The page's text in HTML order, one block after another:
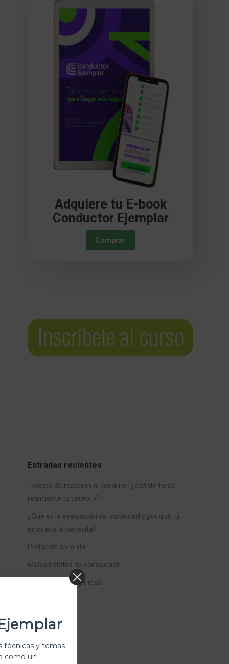
Adquiere tu E-book
Conductor Ejemplar
Comprar
Entradas recientes
Tiempo de reacción al conducir: ¿cuánto tarda
realmente tu cerebro?
¿Qué es la evaluación de idoneidad y por qué tu
empresa la necesita?
Prelación en la vía
Malos hábitos de conducción
Distancia de Seguridad
técnicas y temas
como un